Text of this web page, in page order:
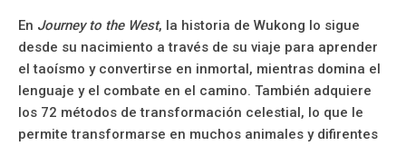
En Journey to the West, la historia de Wukong lo sigue
desde su nacimiento a través de su viaje para aprender
el taoísmo y convertirse en inmortal, mientras domina el
lenguaje y el combate en el camino. También adquiere
los 72 métodos de transformación celestial, lo que le
permite transformarse en muchos animales y difirentes